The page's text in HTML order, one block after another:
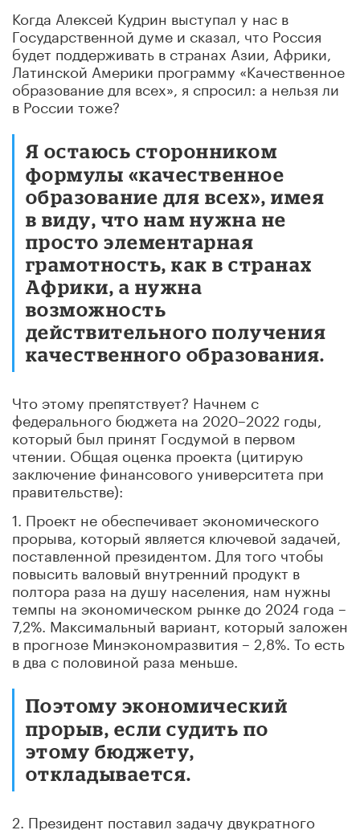
Когда Алексей Кудрин выступал у нас в
Государственной думе и сказал, что Россия
будет поддерживать в странах Азии, Африки,
Латинской Америки программу «Качественное
образование для всех», я спросил: а нельзя ли
в России тоже?
Я остаюсь сторонником
формулы «качественное
образование для всех», имея
в виду, что нам нужна не
просто элементарная
грамотность, как в странах
Африки, а нужна
возможность
действительного получения
качественного образования.
Что этому препятствует? Начнем с
федерального бюджета на 2020–2022 годы,
который был принят Госдумой в первом
чтении. Общая оценка проекта (цитирую
заключение финансового университета при
правительстве):
1. Проект не обеспечивает экономического
прорыва, который является ключевой задачей,
поставленной президентом. Для того чтобы
повысить валовый внутренний продукт в
полтора раза на душу населения, нам нужны
темпы на экономическом рынке до 2024 года –
7,2%. Максимальный вариант, который заложен
в прогнозе Минэкономразвития – 2,8%. То есть
в два с половиной раза меньше.
Поэтому экономический
прорыв, если судить по
этому бюджету,
откладывается.
2. Президент поставил задачу двукратного